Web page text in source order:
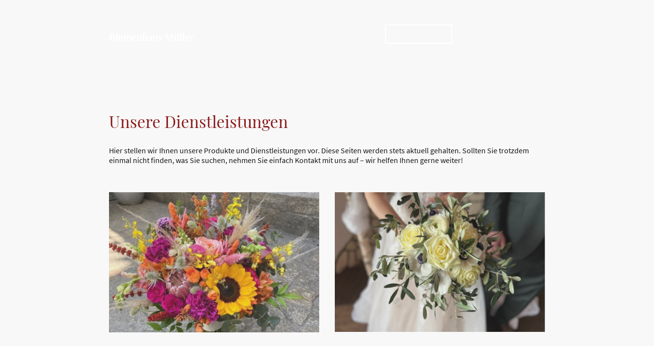
Unsere Dienstleistungen
Hier stellen wir Ihnen unsere Produkte und Dienstleistungen vor. Diese Seiten werden stets aktuell gehalten. Sollten Sie trotzdem
einmal nicht finden, was Sie suchen, nehmen Sie einfach Kontakt mit uns auf – wir helfen Ihnen gerne weiter!